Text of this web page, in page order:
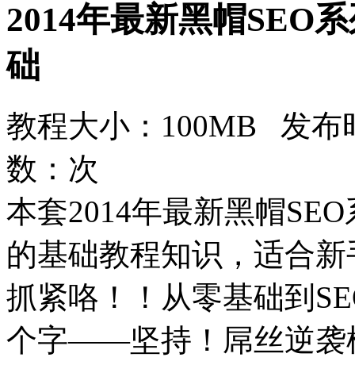
2014年最新黑帽SEO
础
教程大小：100MB 发
数： 次
本套2014年最新黑帽
的基础教程知识，适合
抓紧咯！！从零基础到
个字——坚持！屌丝逆袭